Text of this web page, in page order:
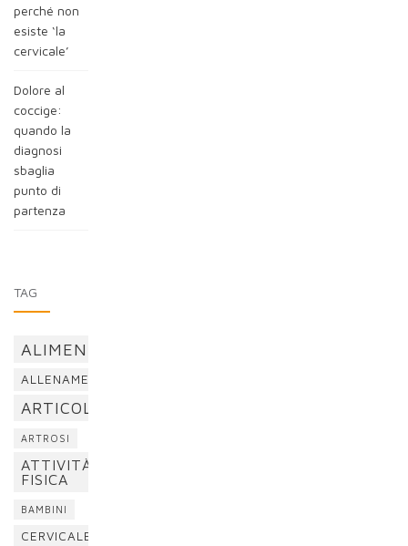
perché non
esiste ‘la
cervicale’
Dolore al
coccige:
quando la
diagnosi
sbaglia
punto di
partenza
TAG
ALIMENTAZIONE
ALLENAMENTO
ARTICOLAZIONI
ARTROSI
ATTIVITÀ
FISICA
BAMBINI
CERVICALE